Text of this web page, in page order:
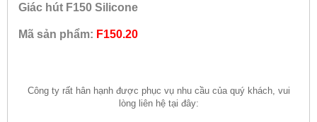
Giác hút F150 Silicone
Mã sản phẩm: F150.20
Công ty rất hân hạnh được phục vụ nhu cầu của quý khách, vui
lòng liên hệ tại đây: